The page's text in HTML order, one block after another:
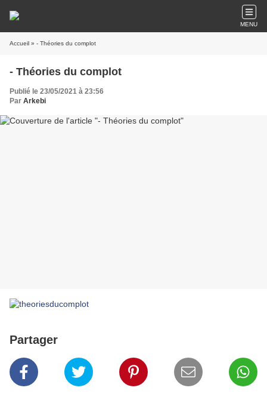
MENU
Accueil » - Théories du complot
- Théories du complot
Publié le 23/05/2021 à 23:56
Par Arkebi
Partager